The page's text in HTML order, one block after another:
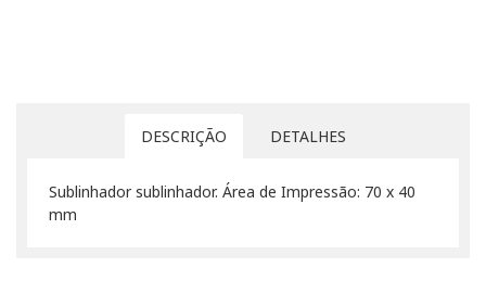
DESCRIÇÃO DETALHES
Sublinhador sublinhador. Área de Impressão: 70 x 40
mm